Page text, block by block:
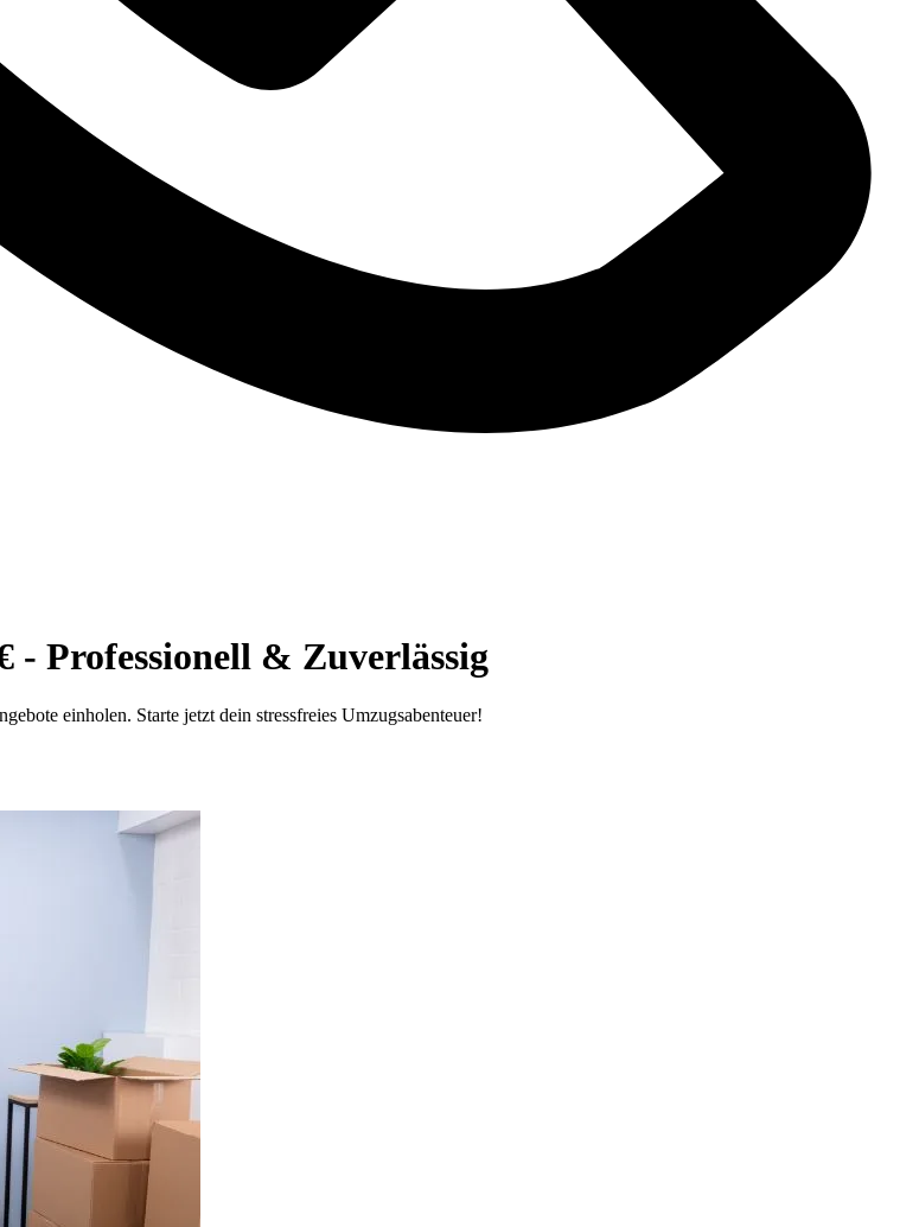
- Professionell & Zuverlässig
einholen. Starte jetzt dein stressfreies Umzugsabenteuer!